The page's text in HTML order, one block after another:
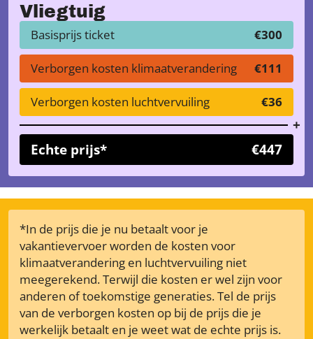
Vliegtuig
Basisprijs ticket €300
Verborgen kosten klimaatverandering €111
Verborgen kosten luchtvervuiling €36
Echte prijs* €447
*In de prijs die je nu betaalt voor je
vakantievervoer worden de kosten voor
klimaatverandering en luchtvervuiling niet
meegerekend. Terwijl die kosten er wel zijn voor
anderen of toekomstige generaties. Tel de prijs
van de verborgen kosten op bij de prijs die je
werkelijk betaalt en je weet wat de echte prijs is.